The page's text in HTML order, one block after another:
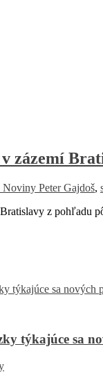
zázemí
Noviny Peter Gajdoš,
z pohľadu
týkajúce sa